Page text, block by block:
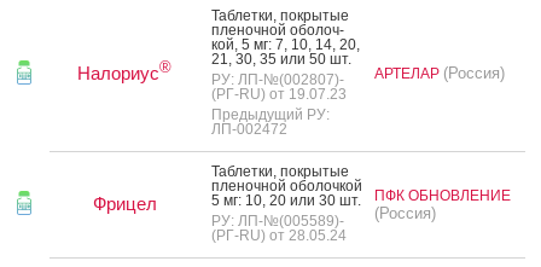
Налориус®
Таб­летки, пок­ры­тые
пле­ноч­ной обо­лоч­
кой, 5 мг: 7, 10, 14, 20,
21, 30, 35 или 50 шт.
РУ: ЛП-№(002807)-
(РГ-RU) от 19.07.23
Предыдущий РУ:
ЛП-002472
АРТЕЛАР (Россия)
Фрицел
Таб­летки, пок­ры­тые
пле­ноч­ной обо­лоч­кой
5 мг: 10, 20 или 30 шт.
РУ: ЛП-№(005589)-
(РГ-RU) от 28.05.24
ПФК ОБНОВЛЕНИЕ
(Россия)